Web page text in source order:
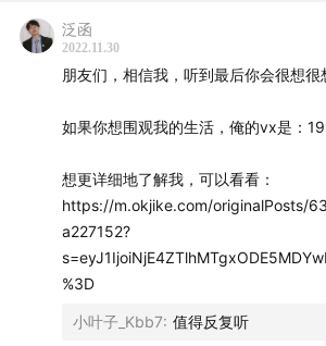
希望他的少年心气和自我发展之路，可
人一份保持热爱与坚定自我的力量；也
由于时间原因，目前先上传了本期完整
时点待补充
本期主要主题如下：
泛函
2022.11.30
朋友们，相信我，听到最后你会很想很
如果你想围观我的生活，俺的vx是：
想更详细地了解我，可以看看：
https://m.okjike.com/originalPosts/
a227152?
%3D
小叶子_Kbb7: 值得反复听